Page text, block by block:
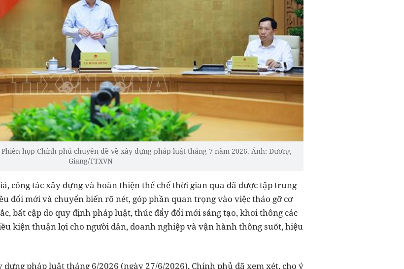
họp Chính phủ chuyên đề về xây dựng pháp luật tháng 7 năm 2026. Ảnh: Dương
Giang/TTXVN
công tác xây dựng và hoàn thiện thể chế thời gian qua đã được tập trung
đổi mới và chuyển biến rõ nét, góp phần quan trọng vào việc tháo gỡ cơ
bất cập do quy định pháp luật, thúc đẩy đổi mới sáng tạo, khơi thông các
kiện thuận lợi cho người dân, doanh nghiệp và vận hành thông suốt, hiệu
dựng pháp luật tháng 6/2026 (ngày 27/6/2026), Chính phủ đã xem xét, cho ý